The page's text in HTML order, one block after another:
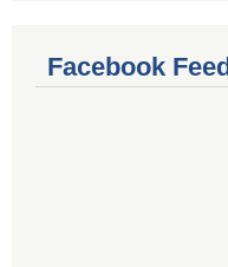
Facebook Feed